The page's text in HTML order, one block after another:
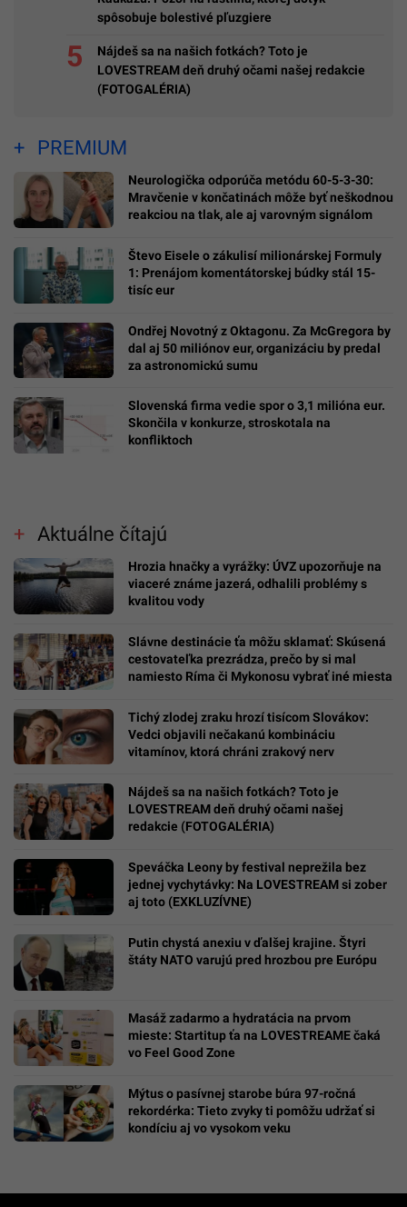
spôsobuje bolestivé pľuzgiere
Nájdeš sa na našich fotkách? Toto je
LOVESTREAM deň druhý očami našej redakcie
(FOTOGALÉRIA)
PREMIUM
Neurologička odporúča metódu 60-5-3-30:
Mravčenie v končatinách môže byť neškodnou
reakciou na tlak, ale aj varovným signálom
Števo Eisele o zákulisí milionárskej Formuly
1: Prenájom komentátorskej búdky stál 15-
tisíc eur
Ondřej Novotný z Oktagonu. Za McGregora by
dal aj 50 miliónov eur, organizáciu by predal
za astronomickú sumu
Slovenská firma vedie spor o 3,1 milióna eur.
Skončila v konkurze, stroskotala na
konfliktoch
Aktuálne čítajú
Hrozia hnačky a vyrážky: ÚVZ upozorňuje na
viaceré známe jazerá, odhalili problémy s
kvalitou vody
Slávne destinácie ťa môžu sklamať: Skúsená
cestovateľka prezrádza, prečo by si mal
namiesto Ríma či Mykonosu vybrať iné miesta
Tichý zlodej zraku hrozí tisícom Slovákov:
Vedci objavili nečakanú kombináciu
vitamínov, ktorá chráni zrakový nerv
Nájdeš sa na našich fotkách? Toto je
LOVESTREAM deň druhý očami našej
redakcie (FOTOGALÉRIA)
Speváčka Leony by festival neprežila bez
jednej vychytávky: Na LOVESTREAM si zober
aj toto (EXKLUZÍVNE)
Putin chystá anexiu v ďalšej krajine. Štyri
štáty NATO varujú pred hrozbou pre Európu
Masáž zadarmo a hydratácia na prvom
mieste: Startitup ťa na LOVESTREAME čaká
vo Feel Good Zone
Mýtus o pasívnej starobe búra 97-ročná
rekordérka: Tieto zvyky ti pomôžu udržať si
kondíciu aj vo vysokom veku